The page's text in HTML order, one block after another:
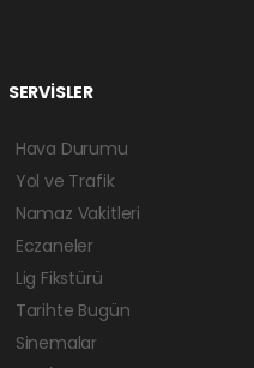
SERVİSLER
Hava Durumu
Yol ve Trafik
Namaz Vakitleri
Eczaneler
Lig Fikstürü
Tarihte Bugün
Sinemalar